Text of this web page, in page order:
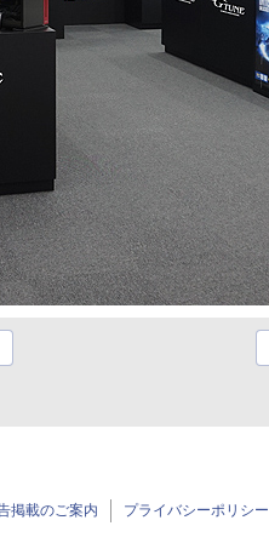
掲載のご案内 プライバシーポリシー